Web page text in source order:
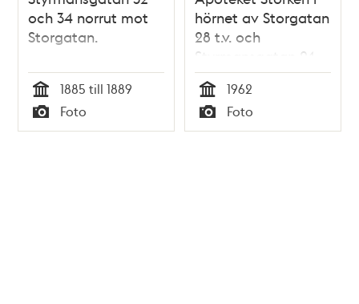
och 34 norrut mot
Storgatan.
Tid
1885 till 1889
Typ
Foto
hörnet av Storgatan
28 t.v. och
Styrmansgatan 24
Tid
1962
Typ
Foto